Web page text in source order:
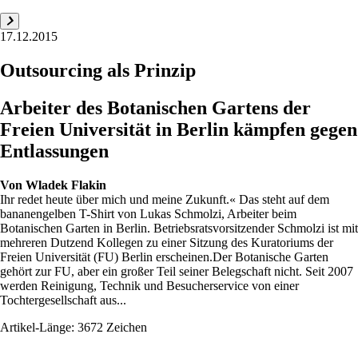
17.12.2015
Outsourcing als Prinzip
Arbeiter des Botanischen Gartens der
Freien Universität in Berlin kämpfen gegen
Entlassungen
Von Wladek Flakin
Ihr redet heute über mich und meine Zukunft.« Das steht auf dem
bananengelben T-Shirt von Lukas Schmolzi, Arbeiter beim
Botanischen Garten in Berlin. Betriebsratsvorsitzender Schmolzi ist mit
mehreren Dutzend Kollegen zu einer Sitzung des Kuratoriums der
Freien Universität (FU) Berlin erscheinen.Der Botanische Garten
gehört zur FU, aber ein großer Teil seiner Belegschaft nicht. Seit 2007
werden Reinigung, Technik und Besucherservice von einer
Tochtergesellschaft aus...
Artikel-Länge: 3672 Zeichen